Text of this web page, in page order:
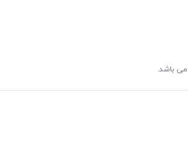
باشد.